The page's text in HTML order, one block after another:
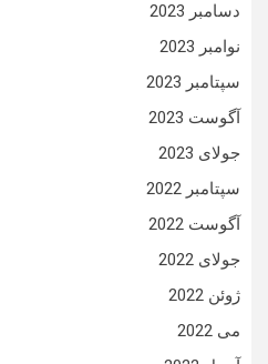
دسامبر 2023
نوامبر 2023
سپتامبر 2023
آگوست 2023
جولای 2023
سپتامبر 2022
آگوست 2022
جولای 2022
ژوئن 2022
می 2022